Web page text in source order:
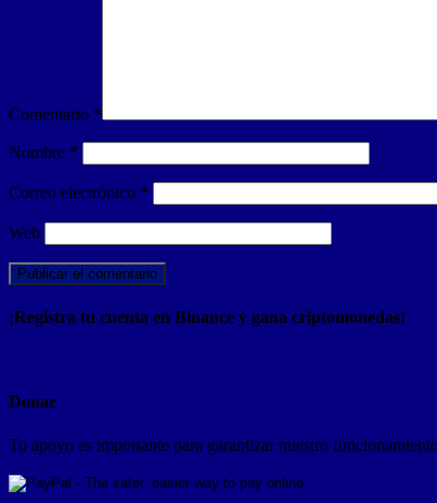
Comentario *
Nombre *
Correo electrónico *
Web
¡Registra tu cuenta en Binance y gana criptomonedas!
Donar
Tu apoyo es importante para garantizar nuestro